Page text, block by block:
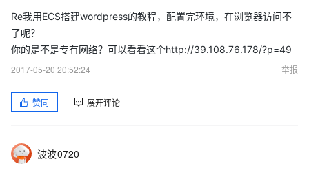
Re我用ECS搭建wordpress的教程，配置完环境，在浏览器访问不
了呢？
你的是不是专有网络？可以看看这个http://39.108.76.178/?p=49
2017-05-20 20:52:24
举报
赞同 展开评论
波波0720